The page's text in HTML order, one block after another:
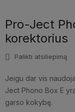
Pro-Ject
korektorius
Palikti atsiliepimą
Jeigu dar vis
Ject Phono Box E
garso kokybę.